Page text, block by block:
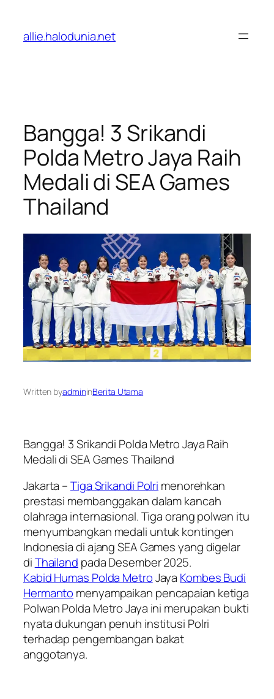
konten
allie.halodunia.net
Bangga! 3 Srikandi
Polda Metro Jaya Raih
Medali di SEA Games
Thailand
Written byadmininBerita Utama
Bangga! 3 Srikandi Polda Metro Jaya Raih
Medali di SEA Games Thailand
Jakarta –Tiga Srikandi Polri menorehkan
prestasi membanggakan dalam kancah
olahraga internasional. Tiga orang polwan itu
menyumbangkan medali untuk kontingen
Indonesia di ajang SEA Games yang digelar
diThailand pada Desember 2025.
Kabid Humas Polda MetroJaya Kombes Budi
Hermanto menyampaikan pencapaian ketiga
Polwan Polda Metro Jaya ini merupakan bukti
nyata dukungan penuh institusi Polri
terhadap pengembangan bakat
anggotanya.